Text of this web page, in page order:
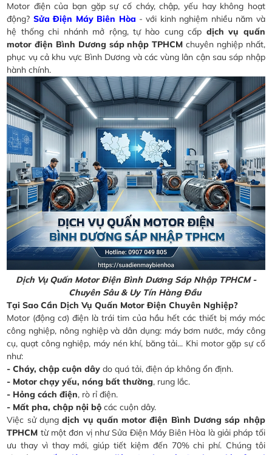
Motor điện của bạn gặp sự cố cháy, chập, yếu hay không hoạt
động? Sửa Điện Máy Biên Hòa - với kinh nghiệm nhiều năm và
hệ thống chi nhánh mở rộng, tự hào cung cấp dịch vụ quấn
motor điện Bình Dương sáp nhập TPHCM chuyên nghiệp nhất,
phục vụ cả khu vực Bình Dương và các vùng lân cận sau sáp nhập
hành chính.
Dịch Vụ Quấn Motor Điện Bình Dương Sáp Nhập TPHCM -
Chuyên Sâu & Uy Tín Hàng Đầu
Tại Sao Cần Dịch Vụ Quấn Motor Điện Chuyên Nghiệp?
Motor (động cơ) điện là trái tim của hầu hết các thiết bị máy móc
công nghiệp, nông nghiệp và dân dụng: máy bơm nước, máy công
cụ, quạt công nghiệp, máy nén khí, băng tải... Khi motor gặp sự cố
như:
- Cháy, chập cuộn dây do quá tải, điện áp không ổn định.
- Motor chạy yếu, nóng bất thường, rung lắc.
- Hỏng cách điện, rò rỉ điện.
- Mất pha, chập nội bộ các cuộn dây.
Việc sử dụngdịch vụ quấn motor điện Bình Dương sáp nhập
TPHCM từ một đơn vị như Sửa Điện Máy Biên Hòa là giải pháp tối
ưu thay vì thay mới, giúp tiết kiệm đến 70% chi phí. Chúng tôi